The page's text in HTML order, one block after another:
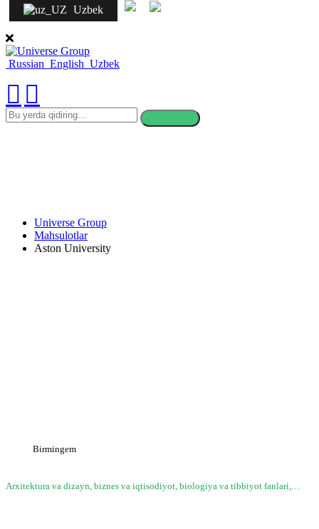
Uzbek
Russian English Uzbek
bu
yerda
Universe Group
Mahsulotlar
Aston University
Birmingem
Arxitektura va dizayn, biznes va iqtisodiyot, biologiya va tibbiyot fanlari,…